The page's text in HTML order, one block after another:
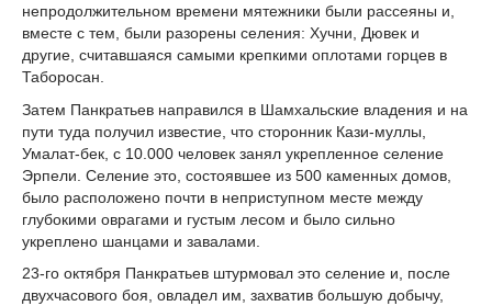
непродолжительном времени мятежники были рассеяны и,
вместе с тем, были разорены селения: Хучни, Дювек и
другие, считавшаяся самыми крепкими оплотами горцев в
Таборосан.
Затем Панкратьев направился в Шамхальские владения и на
пути туда получил известие, что сторонник Кази-муллы,
Умалат-бек, с 10.000 человек занял укрепленное селение
Эрпели. Селение это, состоявшее из 500 каменных домов,
было расположено почти в неприступном месте между
глубокими оврагами и густым лесом и было сильно
укреплено шанцами и завалами.
23-го октября Панкратьев штурмовал это селение и, после
двухчасового боя, овладел им, захватив большую добычу,